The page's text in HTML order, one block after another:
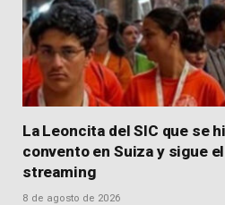
La Leoncita del SIC que se
convento en Suiza y sigue
streaming
8 de agosto de 2026